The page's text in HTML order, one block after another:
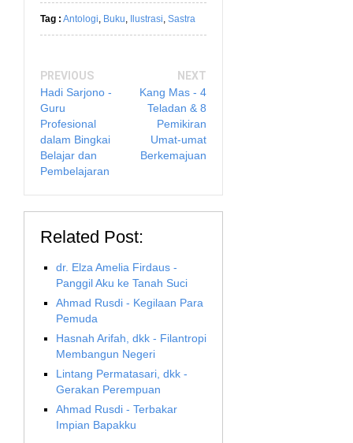
Tag : Antologi, Buku, Ilustrasi, Sastra
PREVIOUS
Hadi Sarjono -
Guru
Profesional
dalam Bingkai
Belajar dan
Pembelajaran
NEXT
Kang Mas - 4
Teladan & 8
Pemikiran
Umat-umat
Berkemajuan
Related Post:
dr. Elza Amelia Firdaus -
Panggil Aku ke Tanah Suci
Ahmad Rusdi - Kegilaan Para
Pemuda
Hasnah Arifah, dkk - Filantropi
Membangun Negeri
Lintang Permatasari, dkk -
Gerakan Perempuan
Ahmad Rusdi - Terbakar
Impian Bapakku